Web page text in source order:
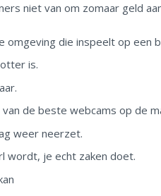
niet van om zomaar geld
die inspeelt op een
is.
de beste webcams op de
weer neerzet.
wordt, je echt zaken doet.